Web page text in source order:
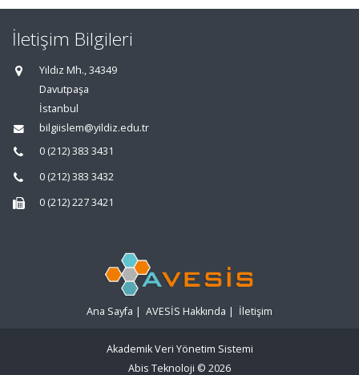
İletişim Bilgileri
Yıldız Mh., 34349
Davutpaşa
İstanbul
bilgiislem@yildiz.edu.tr
0 (212) 383 3431
0 (212) 383 3432
0 (212) 227 3421
Ana Sayfa | AVESİS Hakkında | İletişim
Akademik Veri Yönetim Sistemi
Abis Teknoloji © 2026